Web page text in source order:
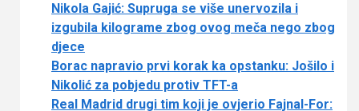
Nikola Gajić: Supruga se više unervozila i
izgubila kilograme zbog ovog meča nego zbog
djece
Borac napravio prvi korak ka opstanku: Jošilo i
Nikolić za pobjedu protiv TFT-a
Real Madrid drugi tim koji je ovjerio Fajnal-For: